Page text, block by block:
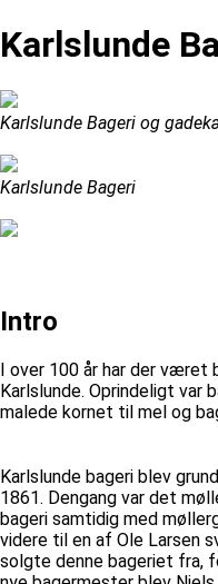
Karlslunde
Karlslunde Bageri og
Karlslunde Bageri
Intro
I over 100 år har der været
Karlslunde. Oprindeligt var
malede kornet til mel og
Karlslunde bageri blev
1861. Dengang var det
bageri samtidig med
videre til en af Ole Larsen
solgte denne bageriet fra,